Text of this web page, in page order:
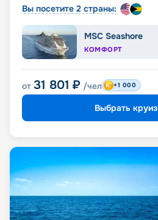
Вы посетите 2 страны:
MSC Seashore
КОМФОРТ
от 31 801 ₽ /чел +1 000
Выбрать круиз